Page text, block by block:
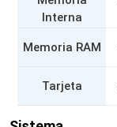
Interna
Memoria RAM
Tarjeta